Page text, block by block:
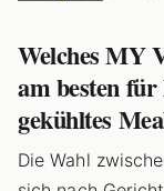
Welches MY
am besten
gekühltes
Die Wahl